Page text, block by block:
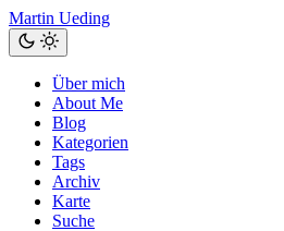
Martin Ueding
Über mich
About Me
Blog
Kategorien
Tags
Archiv
Karte
Suche